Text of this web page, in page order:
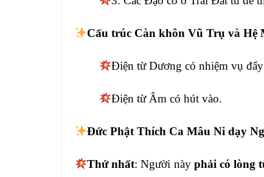
Cấu trúc Càn khôn Vũ Trụ và Hệ
Điện từ Dương có nhiệm vụ đẩy
Điện từ Âm cóhútvào.
Đức Phật Thích Ca Mâu Ni dạy
Thứ nhất: Người này phải có lòng